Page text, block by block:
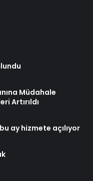
Müdahale
Artırıldı
ay hizmete açılıyor